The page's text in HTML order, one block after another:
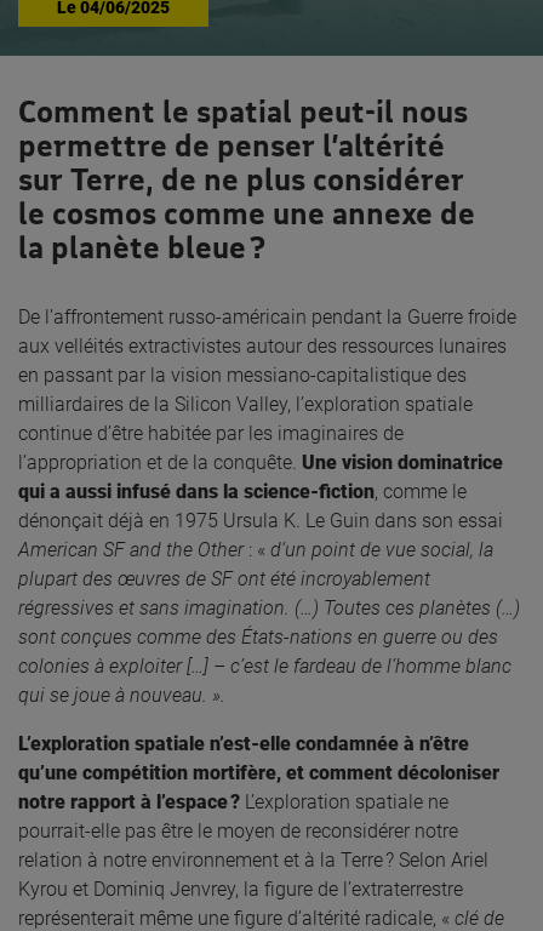
Le04/06/2025
Comment le spatial peut-il nous
permettre de penser l’altérité
sur Terre, de ne plus considérer
le cosmos comme une annexe de
la planète bleue ?
De l’affrontement russo-américain pendant la Guerre froide
aux velléités extractivistes autour des ressources lunaires
en passant par la vision messiano-capitalistique des
milliardaires de la Silicon Valley, l’exploration spatiale
continue d’être habitée par les imaginaires de
l’appropriation et de la conquête. Une vision dominatrice
qui a aussi infusé dans la science-fiction, comme le
dénonçait déjà en 1975 Ursula K. Le Guin dans son essai
American SF and the Other : « d’un point de vue social, la
plupart des œuvres de SF ont été incroyablement
régressives et sans imagination. (…) Toutes ces planètes (…)
sont conçues comme des États-nations en guerre ou des
colonies à exploiter […] – c’est le fardeau de l’homme blanc
qui se joue à nouveau. ».
L’exploration spatiale n’est-elle condamnée à n’être
qu’une compétition mortifère, et comment décoloniser
notre rapport à l’espace ? L’exploration spatiale ne
pourrait-elle pas être le moyen de reconsidérer notre
relation à notre environnement et à la Terre ? Selon Ariel
Kyrou et Dominiq Jenvrey, la figure de l’extraterrestre
représenterait même une figure d’altérité radicale, « clé de